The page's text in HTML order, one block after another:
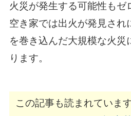
火災が発生する可能性もゼ
空き家では出火が発見され
を巻き込んだ大規模な火災
ります。
この記事も読まれています